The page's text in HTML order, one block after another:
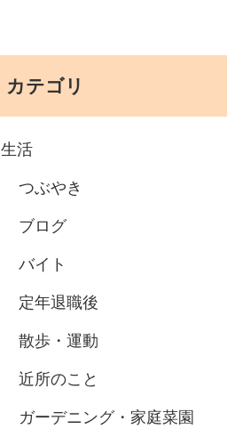
カテゴリ
生活
つぶやき
ブログ
バイト
定年退職後
散歩・運動
近所のこと
ガーデニング・家庭菜園